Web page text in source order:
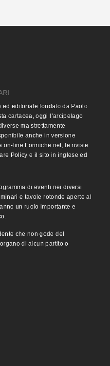
ed editoriale fondato da Paolo
cartacea, oggi l’arcipelago
ma strettamente
anche in versione
on-line Formiche.net, le riviste
Policy e il sito in inglese ed
di eventi nei diversi
e tavole rotonde aperte al
un ruolo importante e
che non gode del
di alcun partito o